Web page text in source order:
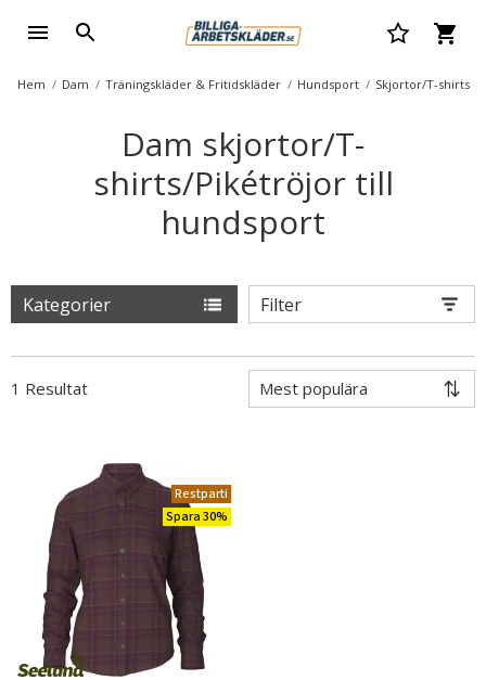
Hem Dam Träningskläder & Fritidskläder Hundsport Skjortor/T-shirts
Dam skjortor/T-
shirts/Pikétröjor till
hundsport
Kategorier Filter
1 Resultat
Restparti
Spara 30%